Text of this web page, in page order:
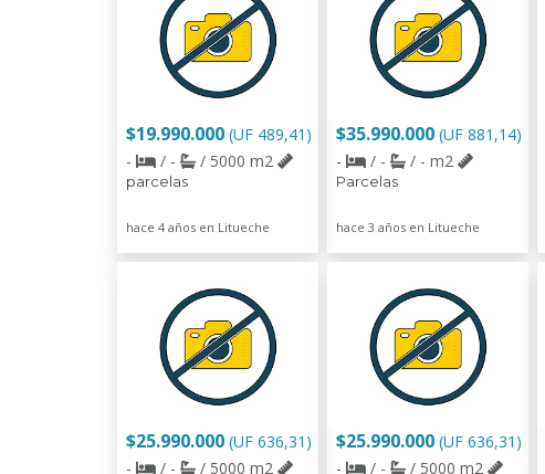
$19.990.000 (UF 489,41)
-
/ - / 5000 m2
parcelas
hace 4 años en Litueche
$35.990.000 (UF 881,14)
-
/ - / - m2
Parcelas
hace 3 años en Litueche
$25.990.000 (UF 636,31)
-
/ - / 5000 m2
$25.990.000 (UF 636,31)
-
/ - / 5000 m2